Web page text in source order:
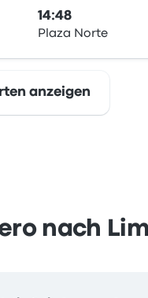
14:48
Plaza Norte
anzeigen
nach